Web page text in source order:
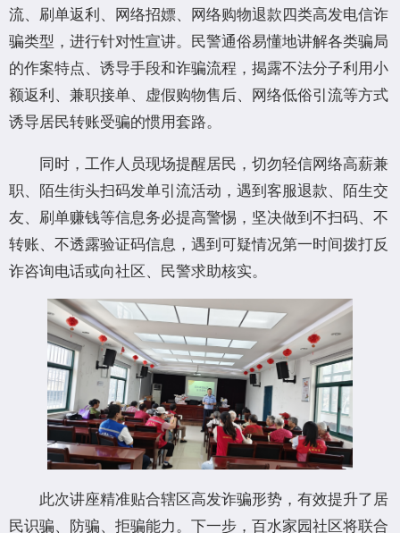
流、刷单返利、网络招嫖、网络购物退款四类高发电信诈
骗类型，进行针对性宣讲。民警通俗易懂地讲解各类骗局
的作案特点、诱导手段和诈骗流程，揭露不法分子利用小
额返利、兼职接单、虚假购物售后、网络低俗引流等方式
诱导居民转账受骗的惯用套路。
同时，工作人员现场提醒居民，切勿轻信网络高薪兼
职、陌生街头扫码发单引流活动，遇到客服退款、陌生交
友、刷单赚钱等信息务必提高警惕，坚决做到不扫码、不
转账、不透露验证码信息，遇到可疑情况第一时间拨打反
诈咨询电话或向社区、民警求助核实。
此次讲座精准贴合辖区高发诈骗形势，有效提升了居
民识骗、防骗、拒骗能力。下一步，百水家园社区将联合